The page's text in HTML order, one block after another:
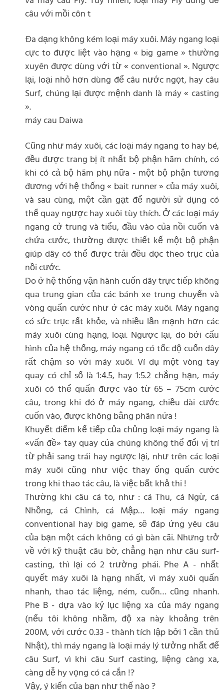
câu với mồi côn t
Đa dạng không kém loại máy xuôi. Máy ngang loại
cực to được liệt vào hạng « big game » thường
xuyên được dùng với từ « conventional ». Ngược
lại, loại nhỏ hơn dùng để câu nước ngọt, hay câu
Surf, chúng lại được mệnh danh là máy « casting
».
máy cau Daiwa
Cũng như máy xuôi, các loại máy ngang to hay bé,
đều được trang bị ít nhất bộ phận hãm chính, có
khi có cả bộ hãm phụ nữa - một bộ phận tương
đương với hệ thống « bait runner » của máy xuôi,
và sau cùng, một cần gạt để người sử dụng có
thể quay ngược hay xuôi tùy thích. Ở các loại máy
ngang cở trung và tiểu, đầu vào của nồi cuốn và
chứa cước, thường được thiết kế một bộ phận
giúp dây có thể được trải đều dọc theo trục của
nồi cước.
Do ở hệ thống vận hành cuốn dây trực tiếp không
qua trung gian của các bánh xe trung chuyển và
vòng quấn cước như ở các máy xuôi. Máy ngang
có sức trục rất khỏe, và nhiều lần mạnh hơn các
máy xuôi cùng hạng, loại. Ngược lại, do bởi cấu
hình của hệ thống, máy ngang có tốc độ cuốn dây
rất chậm so với máy xuôi. Ví dụ một vòng tay
quay có chỉ số là 1:4.5, hay 1:5.2 chẳng hạn, máy
xuôi có thể quấn được vào từ 65 – 75cm cước
câu, trong khi đó ở máy ngang, chiều dài cước
cuốn vào, được không bằng phân nửa !
Khuyết điểm kế tiếp của chủng loại máy ngang là
«vấn đề» tay quay của chúng không thể đổi vị trí
từ phải sang trái hay ngược lại, như trên các loại
máy xuôi cũng như việc thay ống quấn cước
trong khi thao tác câu, là việc bất khả thi !
Thường khi câu cá to, như : cá Thu, cá Ngừ, cá
Nhồng, cá Chình, cá Mập… loại máy ngang
conventional hay big game, sẽ đáp ứng yêu câu
của bạn một cách không có gì bàn cãi. Nhưng trở
về với kỹ thuật câu bờ, chẳng hạn như câu surf-
casting, thì lại có 2 trường phái. Phe A - nhất
quyết máy xuôi là hạng nhất, vì máy xuôi quấn
nhanh, thao tác liệng, ném, cuốn… cũng nhanh.
Phe B - dựa vào kỷ lục liệng xa của máy ngang
(nếu tôi không nhầm, độ xa này khoảng trên
200M, với cước 0.33 - thành tích lập bởi 1 cần thủ
Nhật), thì máy ngang là loại máy lý tưởng nhất để
câu Surf, vì khi câu Surf casting, liệng càng xa,
càng dễ hy vọng có cá cắn !?
Vậy, ý kiến của bạn như thế nào ?